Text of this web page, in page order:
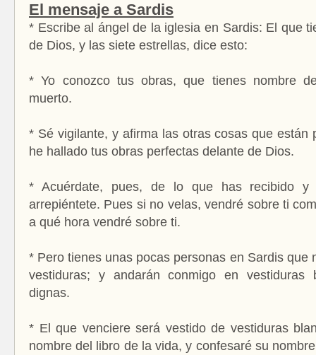
El mensaje a Sardis
* Escribe al ángel de la iglesia en Sardis: El que
de Dios, y las siete estrellas, dice esto:
* Yo conozco tus obras, que tienes nombre
muerto.
* Sé vigilante, y afirma las otras cosas que están
he hallado tus obras perfectas delante de Dios.
* Acuérdate, pues, de lo que has recibido
arrepiéntete. Pues si no velas, vendré sobre ti
a qué hora vendré sobre ti.
* Pero tienes unas pocas personas en Sardis que
vestiduras; y andarán conmigo en vestiduras
dignas.
* El que venciere será vestido de vestiduras
nombre del libro de la vida, y confesaré su